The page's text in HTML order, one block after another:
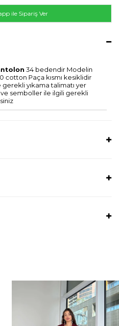
ile Sipariş Ver
34 bedendir Modelin
cotton Paça kısmı kesiklidir
yıkama talimatı yer
ve semboller ile ilgili gerekli